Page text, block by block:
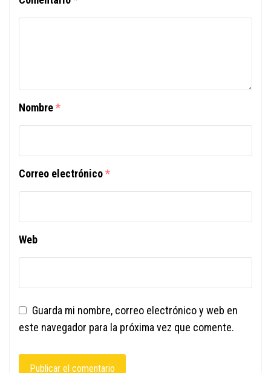
Nombre*
Correo electrónico*
Web
Guarda mi nombre, correo electrónico y web en
este navegador para la próxima vez que comente.